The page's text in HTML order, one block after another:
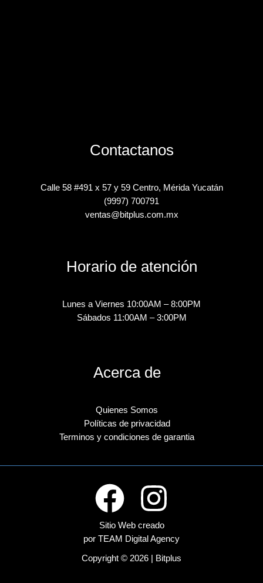
Contactanos
Calle 58 #491 x 57 y 59 Centro, Mérida Yucatán
(9997) 700791
ventas@bitplus.com.mx
Horario de atención
Lunes a Viernes 10:00AM – 8:00PM
Sábados 11:00AM – 3:00PM
Acerca de
Quienes Somos
Políticas de privacidad
Terminos y condiciones de garantia
Sitio Web creado
por TEAM Digital Agency
Copyright © 2026 | Bitplus